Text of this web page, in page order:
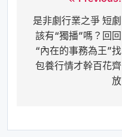
章
導
覽
是非劇行業之爭 短劇
該有“獨播”嗎？回回
“內在的事務為王”找
包養行情才幹百花齊
放